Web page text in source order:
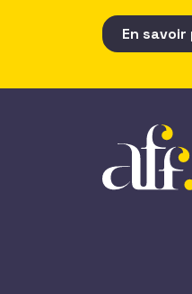
En savoir